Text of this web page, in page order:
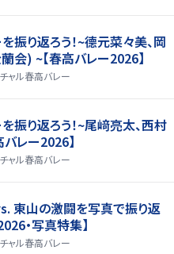
振り返ろう！~德元菜々美、岡
会) ~【春高バレー2026】
ャル春高バレー
振り返ろう！~尾﨑亮太、西村
レー2026】
ャル春高バレー
東山の激闘を写真で振り返
・写真特集】
ャル春高バレー